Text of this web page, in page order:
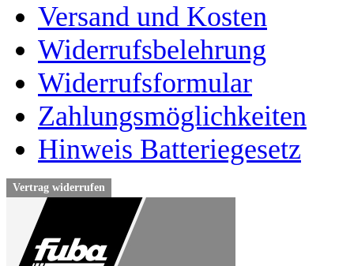
Versand und Kosten
Widerrufsbelehrung
Widerrufsformular
Zahlungsmöglichkeiten
Hinweis Batteriegesetz
Vertrag widerrufen